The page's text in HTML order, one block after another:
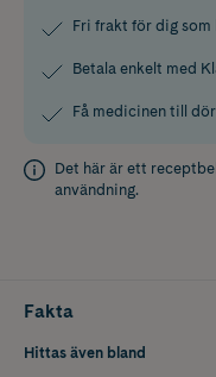
Fri frakt för dig som
Betala enkelt med
Få medicinen till
Det här är ett
användning.
Fakta
Hittas även bland